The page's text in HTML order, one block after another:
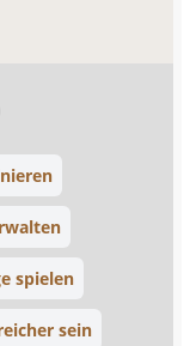
spielen
sein